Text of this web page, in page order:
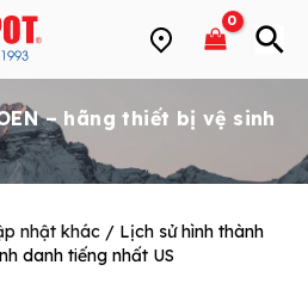
– hãng thiết bị vệ sinh
nhật khác / Lịch sử hình thành
danh tiếng nhất US